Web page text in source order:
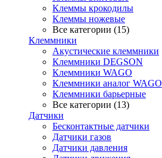
Клеммы крокодилы
Клеммы ножевые
Все категории (15)
Клеммники
Акустические клеммники
Клеммники DEGSON
Клеммники WAGO
Клеммники аналог WAGO
Клеммники барьерные
Все категории (13)
Датчики
Бесконтактные датчики
Датчики газов
Датчики давления